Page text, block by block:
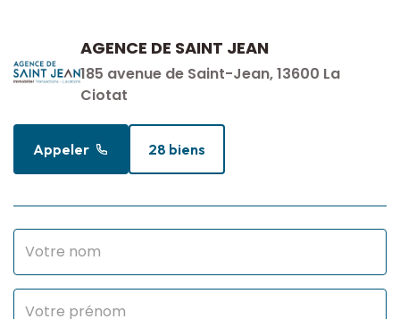
AGENCE DE SAINT JEAN
185 avenue de Saint-Jean, 13600 La
Ciotat
Appeler 28 biens